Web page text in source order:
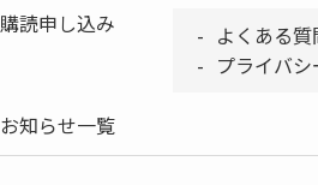
購読申し込み
よくある質
プライバ
お知らせ一覧